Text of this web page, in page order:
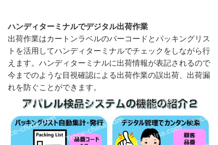
ハンディターミナルでデジタル出荷作業
出荷作業はカートンラベルのバーコードとパッキングリス
トを活用してハンディターミナルでチェックをしながら行
えます。ハンディターミナルに出荷情報が表記されるので
今までのような目視確認による出荷作業の誤出荷、出荷漏
れを防ぐことができます。